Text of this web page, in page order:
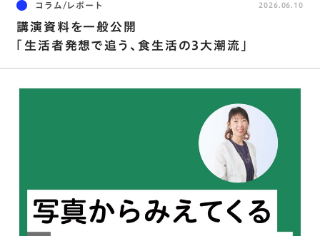
コラム/レポート
講演資料を⼀般公開
「⽣活者発想で追う､⾷⽣活の3⼤潮流」
2026.06.10